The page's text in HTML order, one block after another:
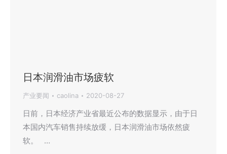
日本润滑油市场疲软
产业要闻 caolina 2020-08-27
日前，日本经济产业省最近公布的数据显示，由于日
本国内汽车销售持续放缓，日本润滑油市场依然疲
软。 …